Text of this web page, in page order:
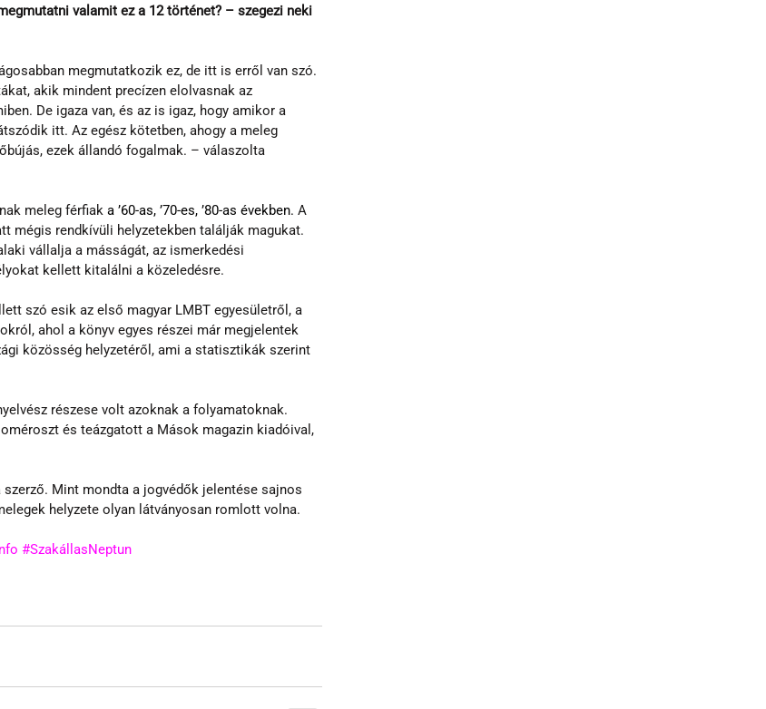
valamit ez a 12 történet? – szegezi neki
megmutatkozik ez, de itt is erről van szó.
akik mindent precízen elolvasnak az
De igaza van, és az is igaz, hogy amikor a
itt. Az egész kötetben, ahogy a meleg
ezek állandó fogalmak. – válaszolta
meleg férfiak a ’60-as, ’70-es, ’80-as években. A
mégis rendkívüli helyzetekben találják magukat.
vállalja a másságát, az ismerkedési
kellett kitalálni a közeledésre.
szó esik az első magyar LMBT egyesületről, a
ahol a könyv egyes részei már megjelentek
közösség helyzetéről, ami a statisztikák szerint
részese volt azoknak a folyamatoknak.
és teázgatott a Mások magazin kiadóival,
Mint mondta a jogvédők jelentése sajnos
helyzete olyan látványosan romlott volna.
#SzakállasNeptun